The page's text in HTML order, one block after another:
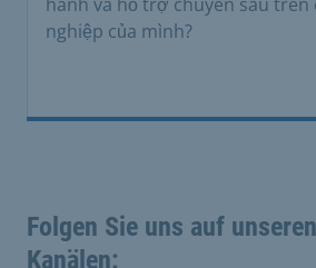
nghiệp của mình?
Folgen Sie uns auf
Kanälen: